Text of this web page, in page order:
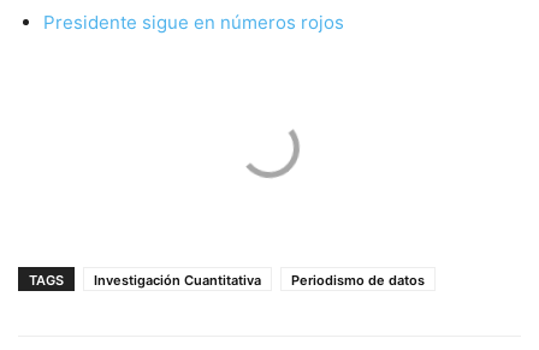
Presidente sigue en números rojos
TAGS Investigación Cuantitativa Periodismo de datos